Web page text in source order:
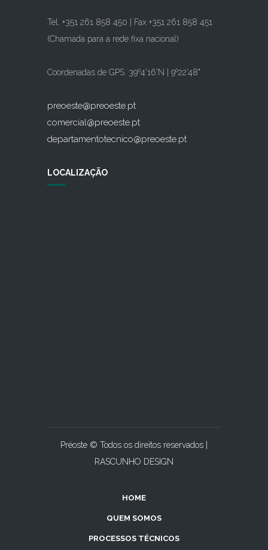
Tel. +351 261 858 450 | Fax +351 261 858 451
(Chamada para a rede fixa nacional)
Coordenadas de GPS. 39º4'16'N | 9º22'48"
preoeste@preoeste.pt
comercial@preoeste.pt
departamentotecnico@preoeste.pt
LOCALIZAÇÃO
Préoste © Todos os direitos reservados |
RASCUNHO DESIGN
HOME
QUEM SOMOS
PROCESSOS TÉCNICOS